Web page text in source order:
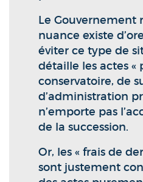
Le Gouvernement
nuance existe
éviter ce type de
détaille les actes «
conservatoire, de
d’administration
n’emporte pas
de la succession.
Or, les « frais de
sont justement